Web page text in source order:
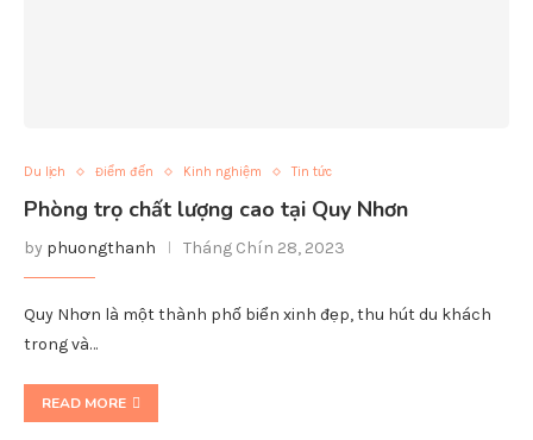
Du lịch Điểm đến Kinh nghiệm Tin tức
Phòng trọ chất lượng cao tại Quy Nhơn
by phuongthanh Tháng Chín 28, 2023
Quy Nhơn là một thành phố biển xinh đẹp, thu hút du khách
trong và…
READ MORE